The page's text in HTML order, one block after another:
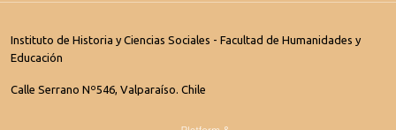
Instituto de Historia y Ciencias Sociales - Facultad de Humanidades y
Educación
Calle Serrano Nº546, Valparaíso. Chile